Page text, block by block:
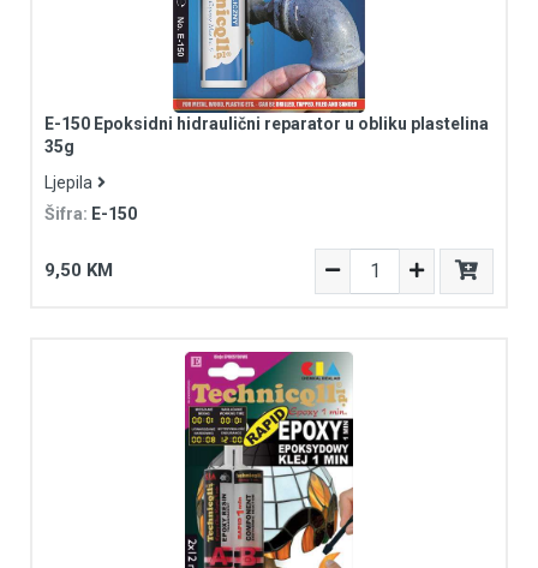
E-150 Epoksidni hidraulični reparator u obliku plastelina
35g
Ljepila
Šifra: E-150
9,50 KM